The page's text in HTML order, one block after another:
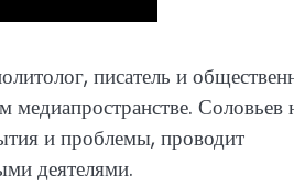
писатель и
Соловьев
и проблемы, проводит
деятелями.